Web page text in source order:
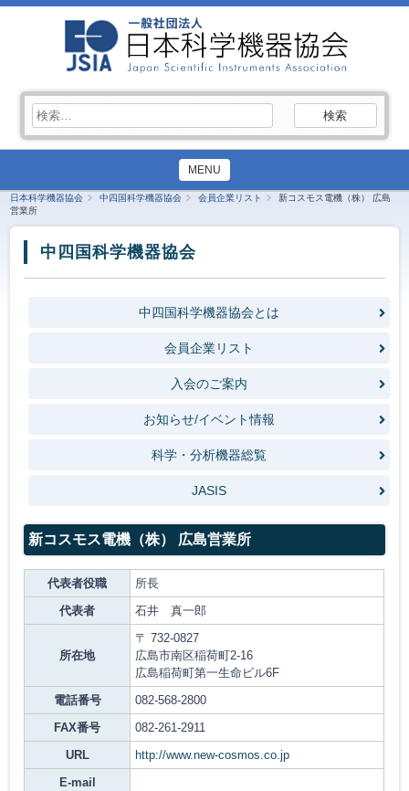
索:
MENU
日本科学機器協会 中四国科学機器協会 会員企業リスト
新コスモス電機（株） 広島
営業所
中四国科学機器協会
中四国科学機器協会とは
会員企業リスト
入会のご案内
お知らせ/イベント情報
科学・分析機器総覧
JASIS
新コスモス電機（株） 広島営業所
代表者役職
所長
代表者
石井 真一郎
所在地
〒 732-0827
広島市南区稲荷町2-16
広島稲荷町第一生命ビル6F
電話番号
082-568-2800
FAX番号
082-261-2911
URL
http://www.new-cosmos.co.jp
E-mail